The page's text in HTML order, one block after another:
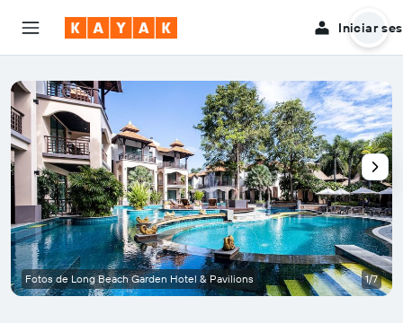
Iniciar
Fotos de Long Beach Garden Hotel & Pavilions 1/7